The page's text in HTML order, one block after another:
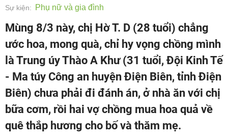
Sự kiện: Phụ nữ và gia đình
Mùng 8/3 này, chị Hờ T. D (28 tuổi) chẳng
ước hoa, mong quà, chỉ hy vọng chồng mình
là Trung úy Thào A Khư (31 tuổi, Đội Kinh Tế
- Ma túy Công an huyện Điện Biên, tỉnh Điện
Biên) chưa phải đi đánh án, ở nhà ăn với chị
bữa cơm, rồi hai vợ chồng mua hoa quả về
quê thắp hương cho bố và thăm mẹ.